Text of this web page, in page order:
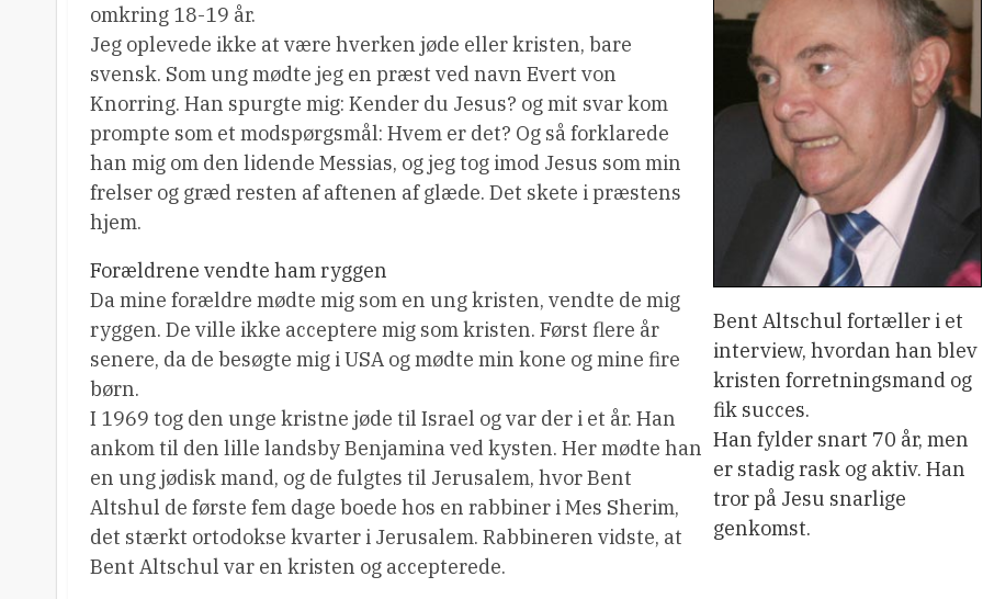
Bent Altschul fortæller i et
interview, hvordan han blev
kristen forretningsmand og
fik succes.
Han fylder snart 70 år, men
er stadig rask og aktiv. Han
tror på Jesu snarlige
genkomst.
omkring 18-19 år.
Jeg oplevede ikke at være hverken jøde eller kristen, bare
svensk. Som ung mødte jeg en præst ved navn Evert von
Knorring. Han spurgte mig: Kender du Jesus? og mit svar kom
prompte som et modspørgsmål: Hvem er det? Og så forklarede
han mig om den lidende Messias, og jeg tog imod Jesus som min
frelser og græd resten af aftenen af glæde. Det skete i præstens
hjem.
Forældrene vendte ham ryggen
Da mine forældre mødte mig som en ung kristen, vendte de mig
ryggen. De ville ikke acceptere mig som kristen. Først flere år
senere, da de besøgte mig i USA og mødte min kone og mine fire
børn.
I 1969 tog den unge kristne jøde til Israel og var der i et år. Han
ankom til den lille landsby Benjamina ved kysten. Her mødte han
en ung jødisk mand, og de fulgtes til Jerusalem, hvor Bent
Altshul de første fem dage boede hos en rabbiner i Mes Sherim,
det stærkt ortodokse kvarter i Jerusalem. Rabbineren vidste, at
Bent Altschul var en kristen og accepterede.